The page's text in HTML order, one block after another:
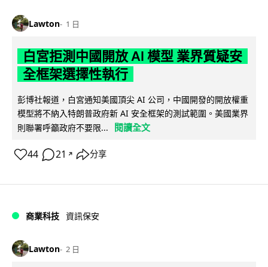
Lawton 1 日
白宮拒測中國開放 AI 模型 業界質疑安
全框架選擇性執行
彭博社報道，白宮通知美國頂尖 AI 公司，中國開發的開放權重
模型將不納入特朗普政府新 AI 安全框架的測試範圍。美國業界
則聯署呼籲政府不要限...
閱讀全文
44 21 ↗ 分享
商業科技 資訊保安
Lawton 2 日